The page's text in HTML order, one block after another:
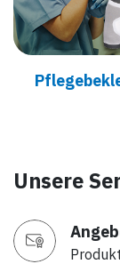
Unsere